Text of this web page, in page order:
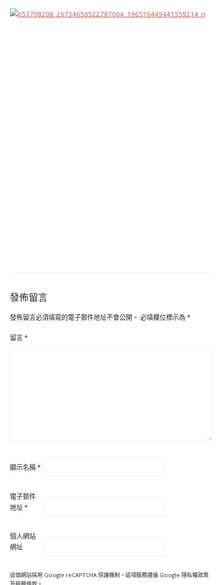
發佈留言
發佈留言必須填寫的電子郵件地址不會公開。 必填欄位標示為*
留言*
顯示名稱*
電子郵件
地址*
個人網站
網址
這個網站採用 Google reCAPTCHA 保護機制，這項服務遵循 Google 隱私權政策